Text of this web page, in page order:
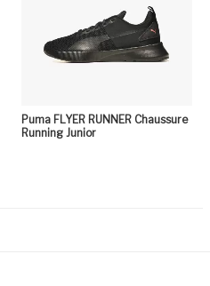
Puma FLYER RUNNER Chaussure
Running Junior